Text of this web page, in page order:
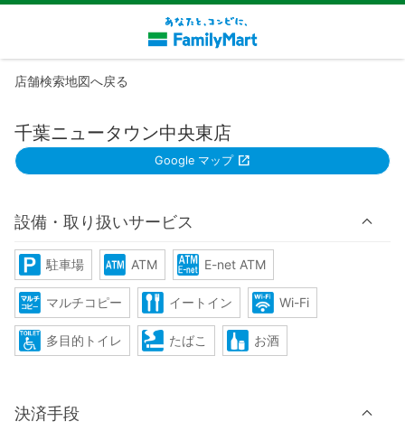
店舗検索地図へ戻る
千葉ニュータウン中央東店
Google マップ
設備・取り扱いサービス
駐車場 ATM E-net ATM
マルチコピー イートイン Wi-Fi
多目的トイレ たばこ お酒
決済手段